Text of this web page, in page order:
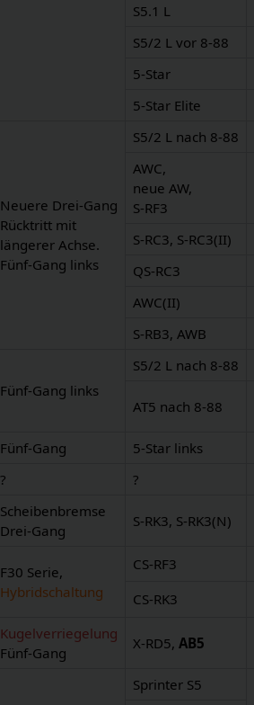
S5.1 L
S5/2 L vor 8-88
5-Star
5-Star Elite
Neuere Drei-Gang
Rücktritt mit
längerer Achse.
Fünf-Gang links
S5/2 L nach 8-88
AWC,
neue AW,
S-RF3
S-RC3, S-RC3(II)
QS-RC3
AWC(II)
S-RB3, AWB
Fünf-Gang links
S5/2 L nach 8-88
AT5 nach 8-88
Fünf-Gang 5-Star links
? ?
Scheibenbremse
Drei-Gang
S-RK3, S-RK3(N)
F30 Serie,
Hybridschaltung
CS-RF3
CS-RK3
Kugelverriegelung
Fünf-Gang
X-RD5, AB5
Sprinter S5